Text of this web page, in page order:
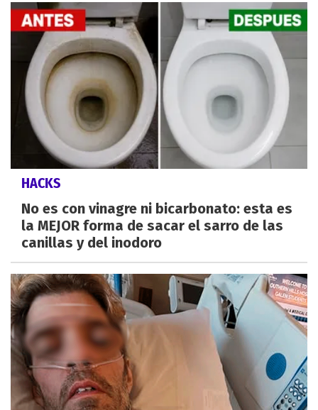
HACKS
No es con vinagre ni bicarbonato: esta es
la MEJOR forma de sacar el sarro de las
canillas y del inodoro